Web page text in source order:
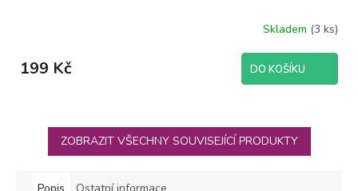
Skladem (3 ks)
199 Kč DO KOŠÍKU
ZOBRAZIT VŠECHNY SOUVISEJÍCÍ PRODUKTY
Popis Ostatní informace